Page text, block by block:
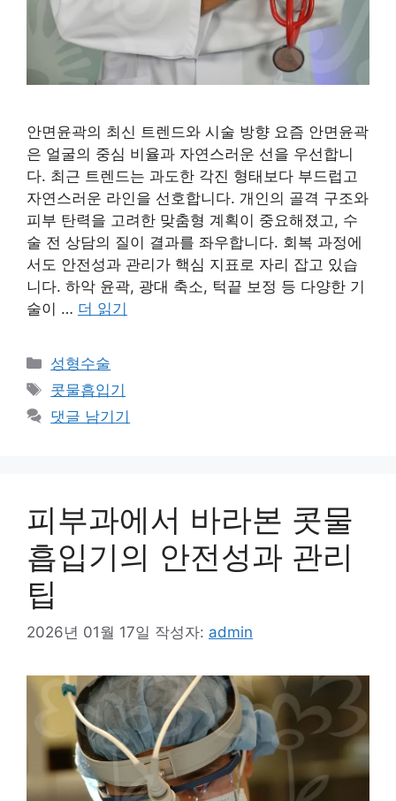
안면윤곽의 최신 트렌드와 시술 방향 요즘 안면윤곽
은 얼굴의 중심 비율과 자연스러운 선을 우선합니
다. 최근 트렌드는 과도한 각진 형태보다 부드럽고
자연스러운 라인을 선호합니다. 개인의 골격 구조와
피부 탄력을 고려한 맞춤형 계획이 중요해졌고, 수
술 전 상담의 질이 결과를 좌우합니다. 회복 과정에
서도 안전성과 관리가 핵심 지표로 자리 잡고 있습
니다. 하악 윤곽, 광대 축소, 턱끝 보정 등 다양한 기
술이 … 더 읽기
카
테
고
리
성형수술
태
그
콧물흡입기
댓글 남기기
피부과에서 바라본 콧물
흡입기의 안전성과 관리
팁
2026년 01월 17일 작성자: admin